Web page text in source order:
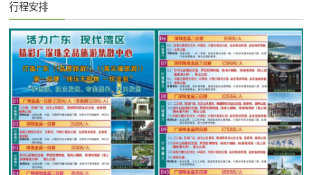
行程安排